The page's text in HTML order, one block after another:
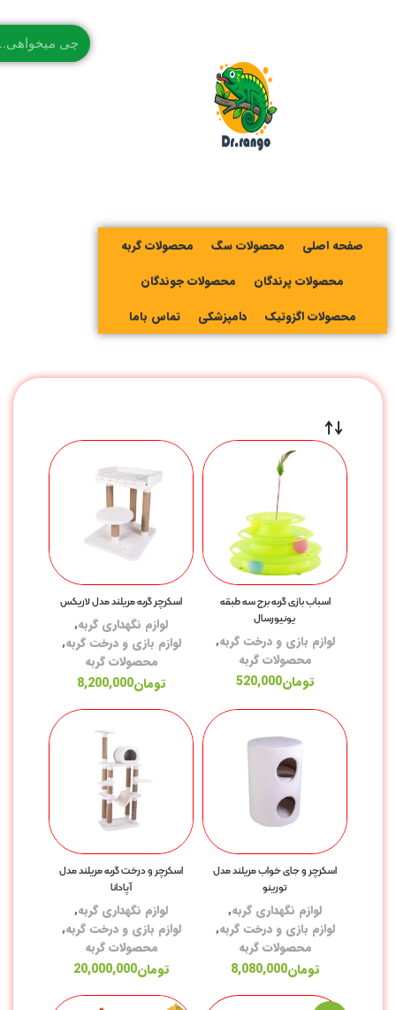
صفحه اصلی محصولات سگ
محصولات گربه
محصولات پرندگان
محصولات جوندگان
محصولات اگزوتیک
دامپزشکی تماس باما
اسباب بازی گربه برج سه طبقه
یونیورسال
لوازم بازی و درخت گربه,
محصولات گربه
تومان520,000
اسکرچر گربه مریلند مدل لاریکس
لوازم نگهداری گربه,
لوازم بازی و درخت گربه,
محصولات گربه
تومان8,200,000
اسکرچر و جای خواب مریلند مدل
تورینو
لوازم نگهداری گربه,
لوازم بازی و درخت گربه,
محصولات گربه
تومان8,080,000
اسکرچر و درخت گربه مریلند مدل
آپادانا
لوازم نگهداری گربه,
لوازم بازی و درخت گربه,
محصولات گربه
تومان20,000,000